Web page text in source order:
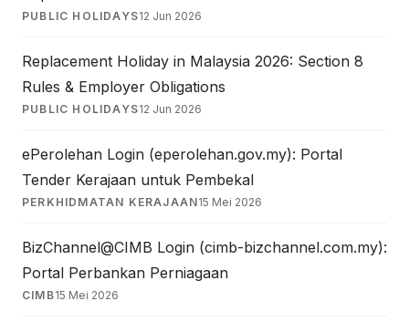
PUBLIC HOLIDAYS12 Jun 2026
Replacement Holiday in Malaysia 2026: Section 8
Rules & Employer Obligations
PUBLIC HOLIDAYS12 Jun 2026
ePerolehan Login (eperolehan.gov.my): Portal
Tender Kerajaan untuk Pembekal
PERKHIDMATAN KERAJAAN15 Mei 2026
BizChannel@CIMB Login (cimb-bizchannel.com.my):
Portal Perbankan Perniagaan
CIMB15 Mei 2026